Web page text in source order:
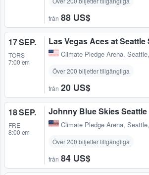
från 88 US$
17 SEP.
TORS
7:00 em
Las Vegas Aces at Seattle
Climate Pledge Arena,
Över 200 biljetter tillgängliga
från 20 US$
18 SEP.
FRE
8:00 em
Johnny Blue Skies Seattle
Climate Pledge Arena,
Över 200 biljetter tillgängliga
från 84 US$